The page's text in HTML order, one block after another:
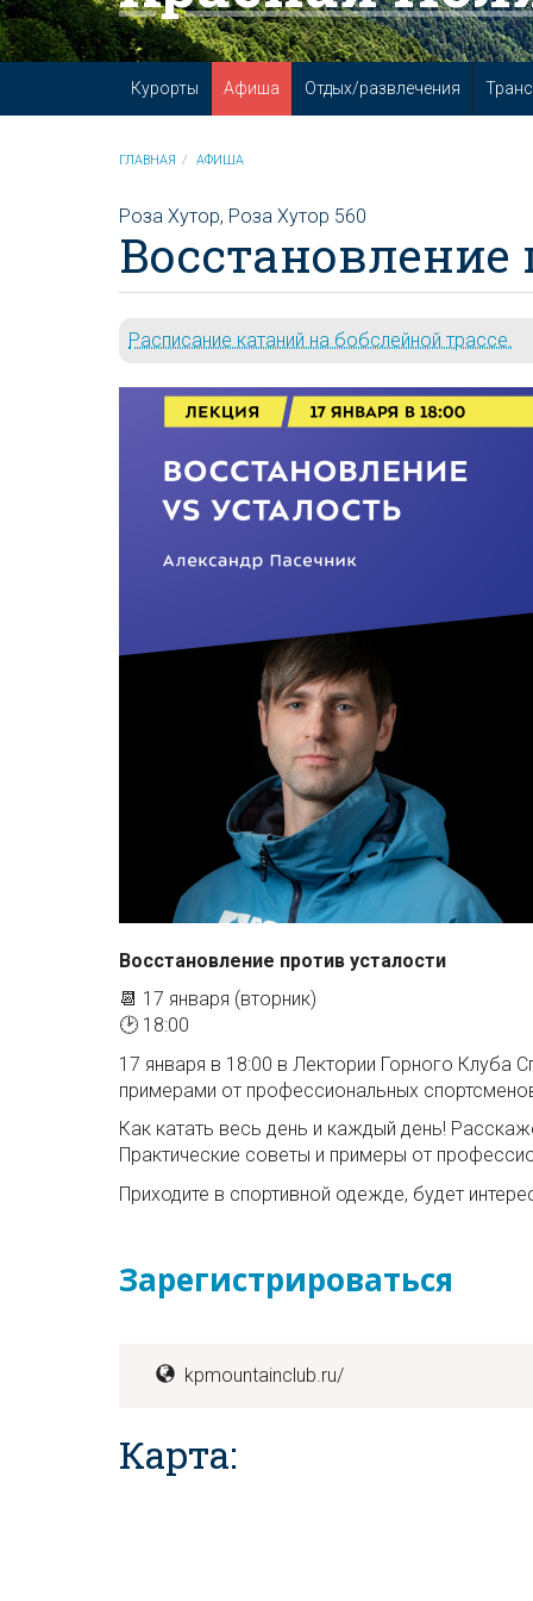
Курорты Афиша Отдых/развлечения
ГЛАВНАЯ АФИША
Роза Хутор, Роза Хутор 560
Восстановление
Расписание катаний на бобслейной трассе.
Восстановление против усталости
📆 17 января (вторник)
🕑 18:00
17 января в 18:00 в Лектории Горного Клуба
примерами от профессиональных
Как катать весь день и каждый день!
Практические советы и примеры от
Приходите в спортивной одежде, будет
Зарегистрироваться
kpmountainclub.ru/
Карта: